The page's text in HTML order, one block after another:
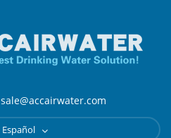
sale@accairwater.com
Español